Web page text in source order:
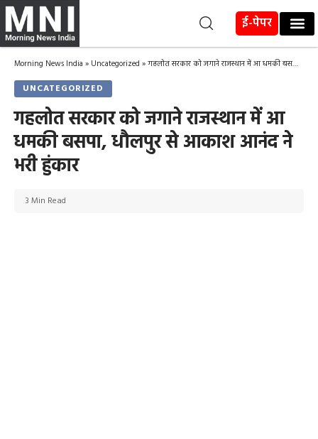
ई-पेपर
Morning News India » Uncategorized »गहलोत सरकार को जगाने राजस्थान में आ धमकी बसपा, धौलपुर से आकाश आनंद ने भरी हुंकार
UNCATEGORIZED
गहलोत सरकार को जगाने राजस्थान में आ
धमकी बसपा, धौलपुर से आकाश आनंद ने
भरी हुंकार
3 Min Read